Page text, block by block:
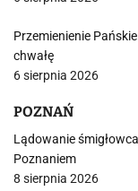
Przemienienie
chwałę
6 sierpnia 2026
POZNAŃ
Lądowanie
Poznaniem
8 sierpnia 2026